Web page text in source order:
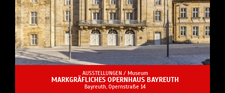
AUSSTELLUNGEN / Museum
MARKGRÄFLICHES OPERNHAUS BAYREUTH
Bayreuth, Opernstraße 14